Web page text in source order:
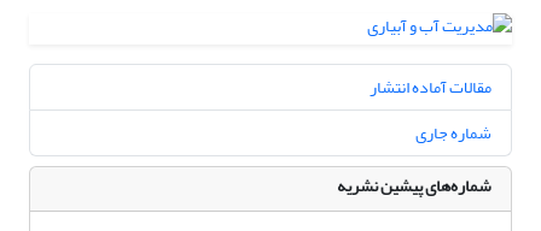
مقالات آماده انتشار
شماره جاری
شماره‌های پیشین نشریه